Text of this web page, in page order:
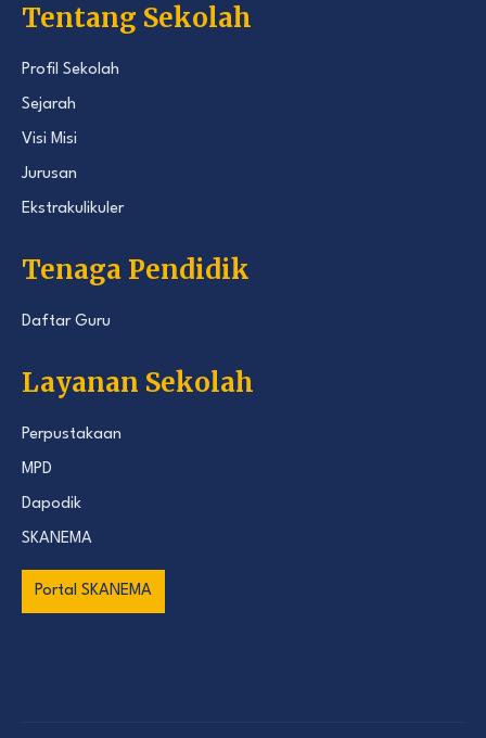
Tentang Sekolah
Profil Sekolah
Sejarah
Visi Misi
Jurusan
Ekstrakulikuler
Tenaga Pendidik
Daftar Guru
Layanan Sekolah
Perpustakaan
MPD
Dapodik
SKANEMA
Portal SKANEMA